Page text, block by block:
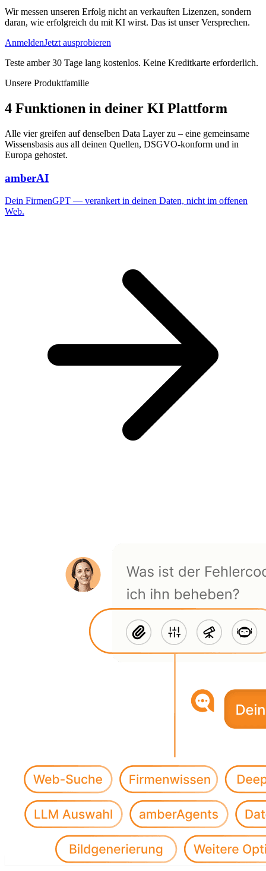
Wir messen unseren Erfolg nicht an verkauften Lizenzen, sondern
daran, wie erfolgreich du mit KI wirst. Das ist unser Versprechen.
AnmeldenJetzt ausprobieren
Teste amber 30 Tage lang kostenlos. Keine Kreditkarte erforderlich.
Unsere Produktfamilie
4 Funktionen in deiner KI Plattform
Alle vier greifen auf denselben Data Layer zu – eine gemeinsame
Wissensbasis aus all deinen Quellen, DSGVO-konform und in
Europa gehostet.
amberAI
Dein FirmenGPT — verankert in deinen Daten, nicht im offenen
Web.